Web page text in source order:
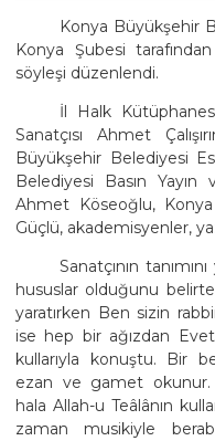
Konya Büyükşehir
Konya Şubesi
söyleşi düzenlendi.
İl Halk
Sanatçısı Ahmet
Büyükşehir Belediyesi
Belediyesi Basın
Ahmet Köseoğlu, Konya
Güçlü, akademisyenler,
Sanatçının
hususlar olduğunu
yaratırken Ben sizin
ise hep bir ağızdan
kullarıyla konuştu. Bir
ezan ve gamet okunur.
hala Allah-u Teâlânın
zaman musikiyle